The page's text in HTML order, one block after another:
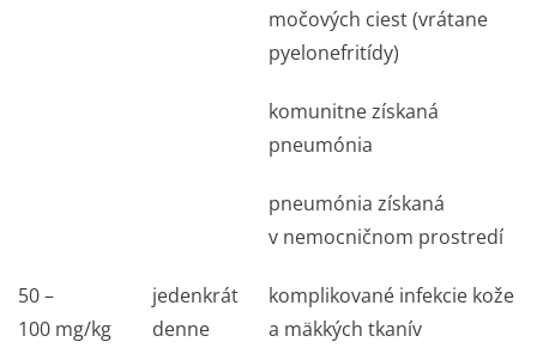
močových ciest (vrátane
pyelonefritídy)
komunitne získaná
pneumónia
pneumónia získaná
v nemocničnom prostredí
50 –
100 mg/kg
jedenkrát
denne
komplikované infekcie kože
a mäkkých tkanív